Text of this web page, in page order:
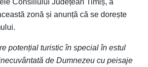
zonă și anunță că se dorește
potențial turistic în special în estul
de Dumnezeu cu peisaje